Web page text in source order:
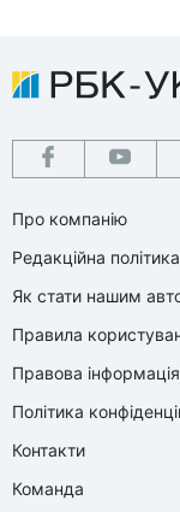
Про компанію
Редакційна
Як стати нашим
Правила
Правова інформація
Політика
Контакти
Команда